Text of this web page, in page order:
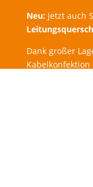
Neu:Jetzt auch
Dank großer
Kabelkonfektion